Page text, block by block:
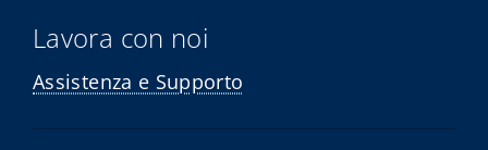
Lavora con noi
Assistenza e Supporto